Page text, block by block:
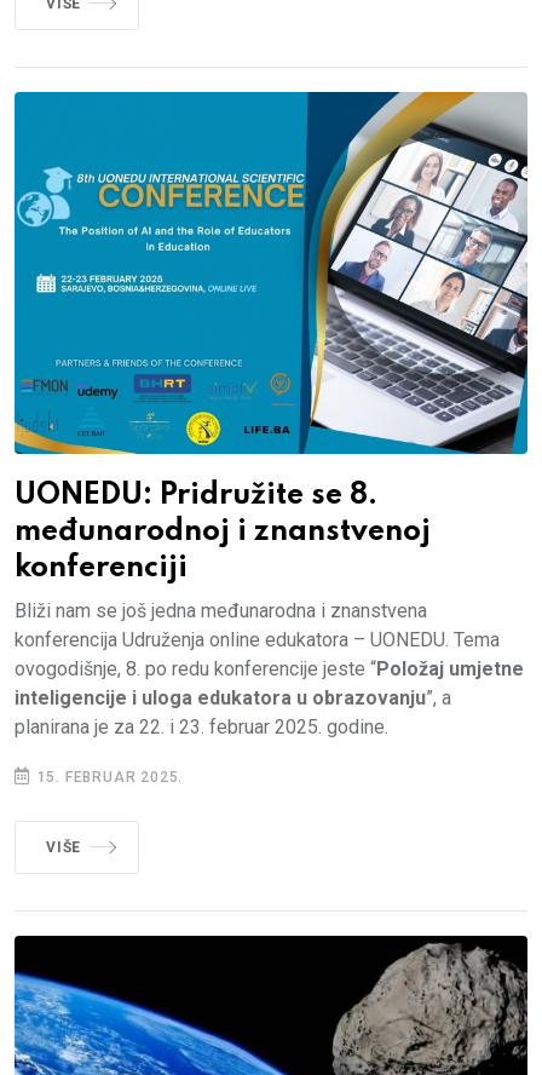
UONEDU: Pridružite se 8.
međunarodnoj i znanstvenoj
konferenciji
Bliži nam se još jedna međunarodna i znanstvena
konferencija Udruženja online edukatora – UONEDU. Tema
ovogodišnje, 8. po redu konferencije jeste “Položaj umjetne
inteligencije i uloga edukatora u obrazovanju”, a
planirana je za 22. i 23. februar 2025. godine.
15. FEBRUAR 2025.
VIŠE